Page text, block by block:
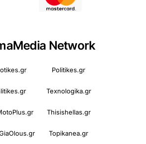
Network
Politikes.gr
Texnologika.gr
Thisishellas.gr
Topikanea.gr